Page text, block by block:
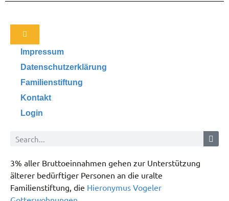
Impressum
Datenschutzerklärung
Familienstiftung
Kontakt
Login
3% aller Bruttoeinnahmen gehen zur Unterstützung
älterer bedürftiger Personen an die uralte
Familienstiftung, die Hieronymus Vogeler